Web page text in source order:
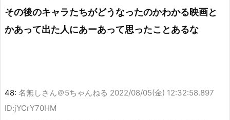
その後のキャラたちがどうなったのかわかる映画と
かあって出た人にあーあって思ったことあるな
48: 名無しさん＠5ちゃんねる 2022/08/05(金) 12:32:58.897
ID:jYCrY70HM